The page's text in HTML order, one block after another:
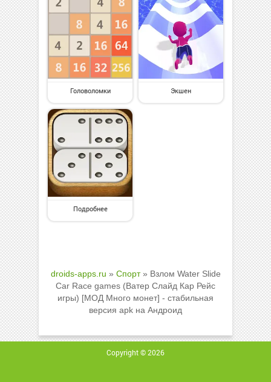
Головоломки Экшен
Подробнее
droids-apps.ru » Спорт» Взлом Water Slide
Car Race games (Ватер Слайд Кар Рейс
игры) [МОД Много монет] - стабильная
версия apk на Андроид
Copyright © 2026